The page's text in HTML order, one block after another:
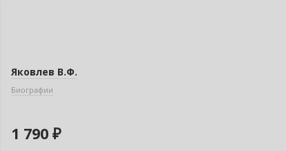
Яковлев В.Ф.
Биографии
1 790 ₽